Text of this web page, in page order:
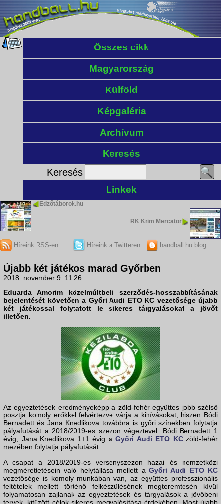
Összes cikk
Magyarország
Külföld
Képgaléria
Archívum
Keresés
Keresés
Linkek
Edzőtáborok.hu
RK Krim Mercator
Híreink RSS-en Híreink a Twitteren handball.hu blog
Újabb két játékos marad Győrben
2018. november 9. 11:26
Eduarda Amorim közelmúltbeli szerződés-hosszabbításának
bejelentését követően a Győri Audi ETO KC vezetősége újabb
két játékossal folytatott le sikeres tárgyalásokat a jövőt
illetően.
Az egyeztetések eredményeképp a zöld-fehér együttes jobb szélső
posztja komoly erőkkel felvértezve várja a kihívásokat, hiszen Bódi
Bernadett és Jana Knedlikova továbbra is győri színekben folytatja
pályafutását a 2018/2019-es szezon végeztével. Bódi Bernadett 1
évig, Jana Knedlikova 1+1 évig a Győri Audi ETO KCzöld-fehér
mezében folytatja pályafutását.
A csapat a 2018/2019-es versenyszezon hazai és nemzetközi
megmérettetésein való helytállása mellett a Győri Audi ETO KC
vezetősége is komoly munkában van, az együttes professzionális
feltételek mellett történő felkészülésének megteremtésén kívül
folyamatosan zajlanak az egyeztetések és tárgyalások a jövőbeni
tervek, kitűzött célok sikeres megvalósítása érdekében. Most újabb